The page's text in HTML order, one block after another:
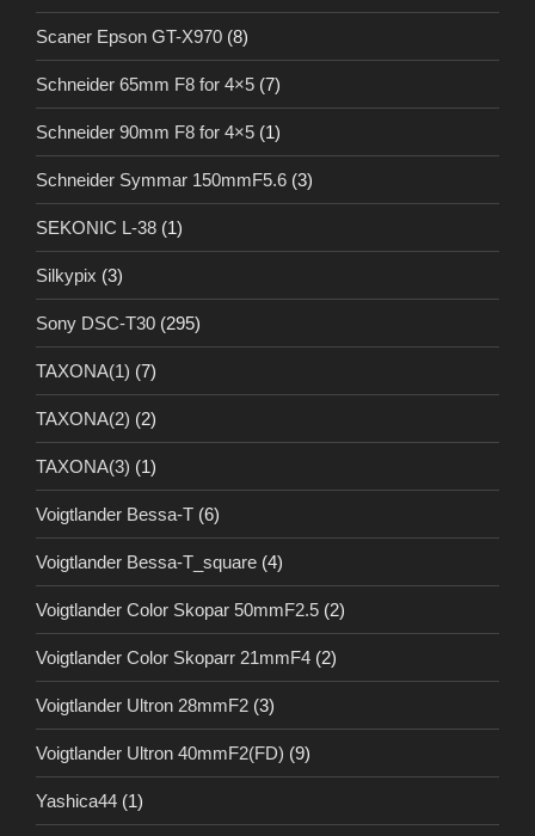
Scaner Epson GT-X970 (8)
Schneider 65mm F8 for 4×5 (7)
Schneider 90mm F8 for 4×5 (1)
Schneider Symmar 150mmF5.6 (3)
SEKONIC L-38 (1)
Silkypix (3)
Sony DSC-T30 (295)
TAXONA(1) (7)
TAXONA(2) (2)
TAXONA(3) (1)
Voigtlander Bessa-T (6)
Voigtlander Bessa-T_square (4)
Voigtlander Color Skopar 50mmF2.5 (2)
Voigtlander Color Skoparr 21mmF4 (2)
Voigtlander Ultron 28mmF2 (3)
Voigtlander Ultron 40mmF2(FD) (9)
Yashica44 (1)